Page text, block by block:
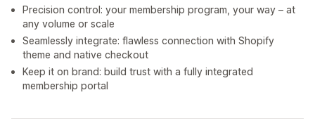
Precision control: your membership program, your way – at
any volume or scale
Seamlessly integrate: flawless connection with Shopify
theme and native checkout
Keep it on brand: build trust with a fully integrated
membership portal